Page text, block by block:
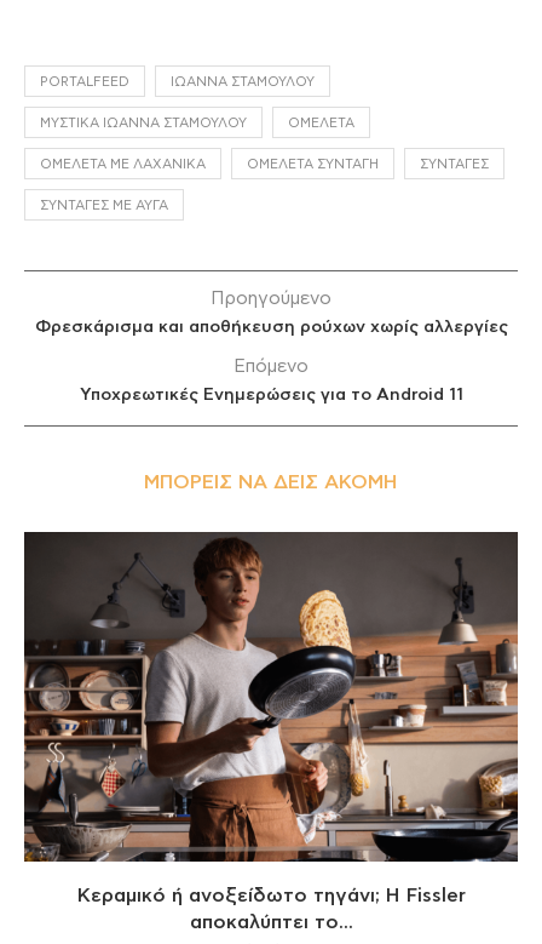
PORTALFEED ΙΩΆΝΝΑ ΣΤΑΜΟΎΛΟΥ
ΜΥΣΤΙΚΆ ΙΩΆΝΝΑ ΣΤΑΜΟΎΛΟΥ ΟΜΕΛΈΤΑ
ΟΜΕΛΈΤΑ ΜΕ ΛΑΧΑΝΙΚΆ ΟΜΕΛΈΤΑ ΣΥΝΤΑΓΉ ΣΥΝΤΑΓΈΣ
ΣΥΝΤΑΓΈΣ ΜΕ ΑΥΓΆ
Προηγούμενο
Φρεσκάρισμα και αποθήκευση ρούχων χωρίς αλλεργίες
Επόμενο
Υποχρεωτικές Ενημερώσεις για το Android 11
ΜΠΟΡΕΊΣ ΝΑ ΔΕΙΣ ΑΚΌΜΗ
Κεραμικό ή ανοξείδωτο τηγάνι; Η Fissler
αποκαλύπτει το...